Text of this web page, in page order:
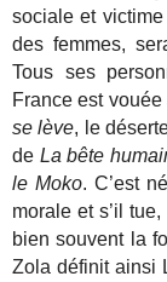
sociale et victime
des femmes,
Tous ses
France est
se lève, le
de La bête
le Moko. C’est
morale et s’il
bien souvent la
Zola définit ainsi